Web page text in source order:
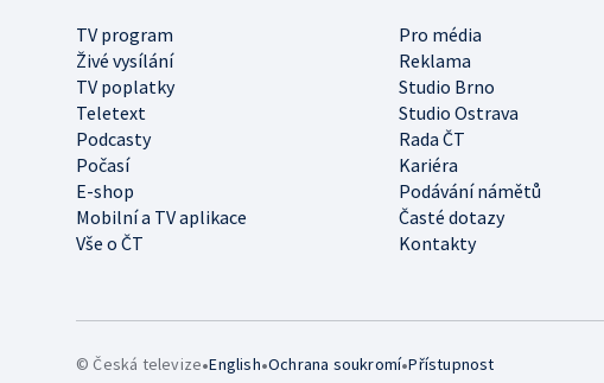
TV program
Pro média
Živé vysílání
Reklama
TV poplatky
Studio Brno
Teletext
Studio Ostrava
Podcasty
Rada ČT
Počasí
Kariéra
E-shop
Podávání námětů
Mobilní a TV aplikace
Časté dotazy
Vše o ČT
Kontakty
© Česká televize•English•Ochrana soukromí•Přístupnost